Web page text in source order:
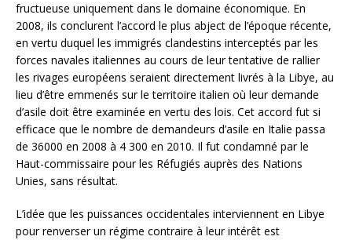
fructueuse uniquement dans le domaine économique. En
2008, ils conclurent l’accord le plus abject de l’époque récente,
en vertu duquel les immigrés clandestins interceptés par les
forces navales italiennes au cours de leur tentative de rallier
les rivages européens seraient directement livrés à la Libye, au
lieu d’être emmenés sur le territoire italien où leur demande
d’asile doit être examinée en vertu des lois. Cet accord fut si
efficace que le nombre de demandeurs d’asile en Italie passa
de 36000 en 2008 à 4 300 en 2010. Il fut condamné par le
Haut-commissaire pour les Réfugiés auprès des Nations
Unies, sans résultat.
L’idée que les puissances occidentales interviennent en Libye
pour renverser un régime contraire à leur intérêt est